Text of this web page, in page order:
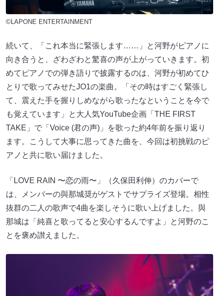
©LAPONE ENTERTAINMENT
続いて、「これ本当に緊張します……」と河野がピアノに
向き合うと、ざわざわと驚喜の声が上がっていきます。初
めてピアノでの弾き語りで披露するのは、河野が初めてひ
とりで歌ってみせたJO1の楽曲。「その時はすごく緊張し
て、震えた手を握りしめながら歌ったなということを今で
も覚えています」と大人気YouTube企画「THE FIRST
TAKE」で「Voice (君の声)」を歌った約4年前を振り返り
ます。こうして大事に思ってきた曲を、今回は初挑戦のピ
アノと共に歌い届けました。
「LOVE RAIN 〜恋の雨〜」（久保田利伸）のカバーで
は、メンバーの與那城奨がゲストでサプライズ登場。相性
抜群の二人の歌声で4曲を楽しそうに歌い上げました。與
那城は「純喜と歌ってると安心するんですよ」と河野のこ
とを褒め讃えました。